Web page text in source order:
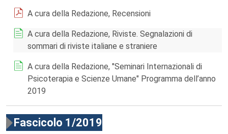
A cura della Redazione, Recensioni
A cura della Redazione, Riviste. Segnalazioni di
sommari di riviste italiane e straniere
A cura della Redazione, "Seminari Internazionali di
Psicoterapia e Scienze Umane" Programma dell’anno
2019
Fascicolo 1/2019